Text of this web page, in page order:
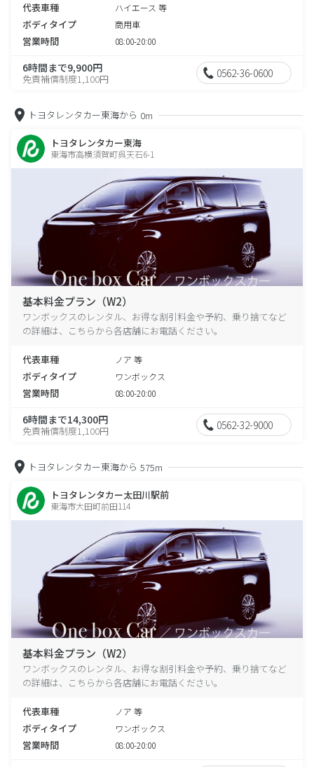
代表車種 ハイエース 等
ボディタイプ 商用車
営業時間 08:00-20:00
6時間まで9,900円
免責補償制度1,100円 0562-36-0600
トヨタレンタカー東海から 0m
トヨタレンタカー東海
東海市高横須賀町呉天石6-1
基本料金プラン（W2）
ワンボックスのレンタル、お得な割引料金や予約、乗り捨てなど
の詳細は、こちらから各店舗にお電話ください。
代表車種 ノア 等
ボディタイプ ワンボックス
営業時間 08:00-20:00
6時間まで14,300円
免責補償制度1,100円 0562-32-9000
トヨタレンタカー東海から 575m
トヨタレンタカー太田川駅前
東海市大田町前田114
基本料金プラン（W2）
ワンボックスのレンタル、お得な割引料金や予約、乗り捨てなど
の詳細は、こちらから各店舗にお電話ください。
代表車種 ノア 等
ボディタイプ ワンボックス
営業時間 08:00-20:00